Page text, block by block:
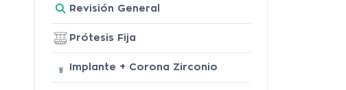
Revisión General
Prótesis Fija
Implante + Corona Zirconio